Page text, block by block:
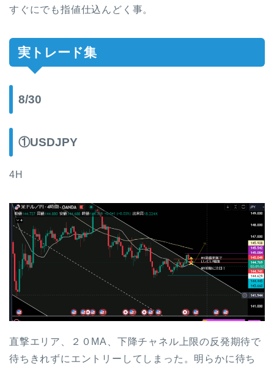
すぐにでも指値仕込んどく事。
実トレード集
8/30
①USDJPY
4H
直撃エリア、２０MA、下降チャネル上限の反発期待で
待ちきれずにエントリーしてしまった。明らかに待ち